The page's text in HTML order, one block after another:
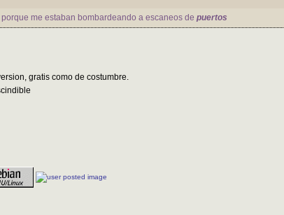
me estaban bombardeando a escaneos de puertos
gratis como de costumbre.